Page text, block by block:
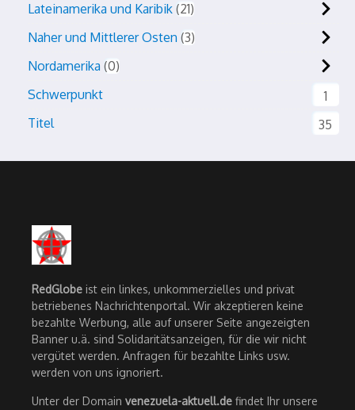
Lateinamerika und Karibik 21
Naher und Mittlerer Osten 3
Nordamerika 0
Schwerpunkt
1
Titel
35
RedGlobe ist ein linkes, unkommerzielles und privat
betriebenes Nachrichtenportal. Wir akzeptieren keine
bezahlte Werbung, alle auf unserer Seite angezeigten
Banner u.ä. sind Solidaritätsanzeigen, für die wir nicht
vergütet werden. Anfragen für bezahlte Links usw.
werden von uns ignoriert.
Unter der Domain venezuela-aktuell.de findet Ihr unsere